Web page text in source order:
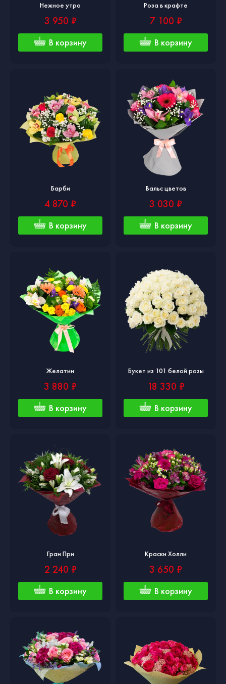
Нежное утро
3 950 ₽
В корзину
Роза в крафте
7 100 ₽
В корзину
Барби
4 870 ₽
В корзину
Вальс цветов
3 030 ₽
В корзину
Желатин
3 880 ₽
В корзину
Букет из 101 белой розы
18 330 ₽
В корзину
Гран При
2 240 ₽
В корзину
Краски Холли
3 650 ₽
В корзину